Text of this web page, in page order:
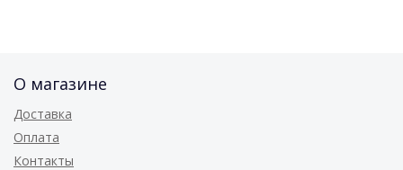
О магазине
Доставка
Оплата
Контакты